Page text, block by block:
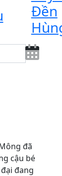
Đền
đã
cậu bé
đang